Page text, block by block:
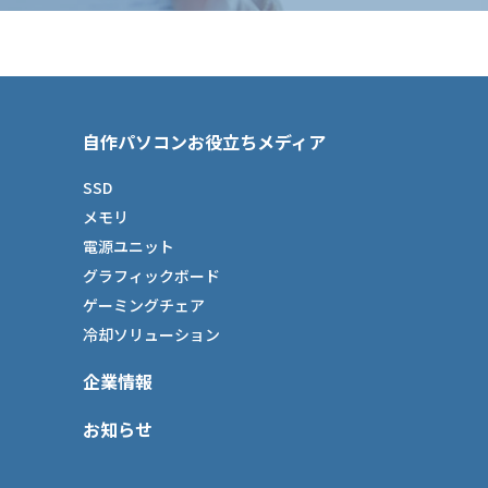
自作パソコンお役立ちメディア
SSD
メモリ
電源ユニット
グラフィックボード
ゲーミングチェア
冷却ソリューション
企業情報
お知らせ